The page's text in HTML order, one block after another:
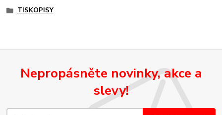
TISKOPISY
Nepropásněte novinky, akce a
slevy!